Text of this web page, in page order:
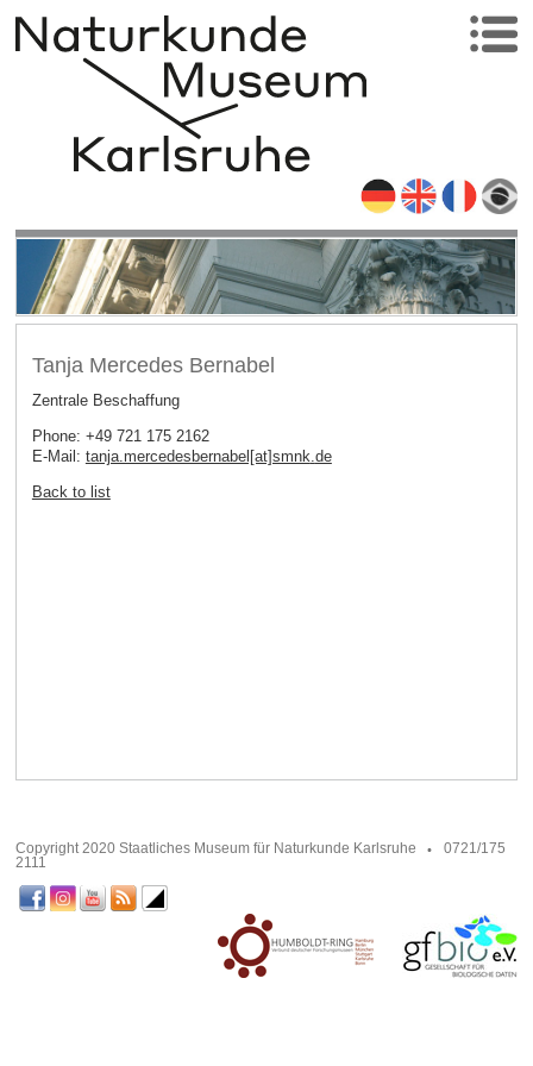
Tanja Mercedes Bernabel
Zentrale Beschaffung
Phone: +49 721 175 2162
E-Mail: tanja.mercedesbernabel[at]smnk.de
Back to list
Copyright 2020 Staatliches Museum für Naturkunde Karlsruhe
0721/175
2111